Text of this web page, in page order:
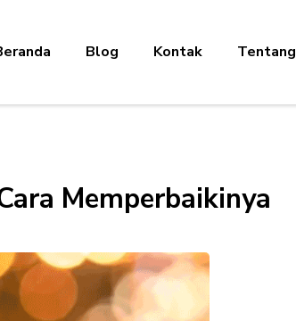
Blog Kontak Tentang
Memperbaikinya